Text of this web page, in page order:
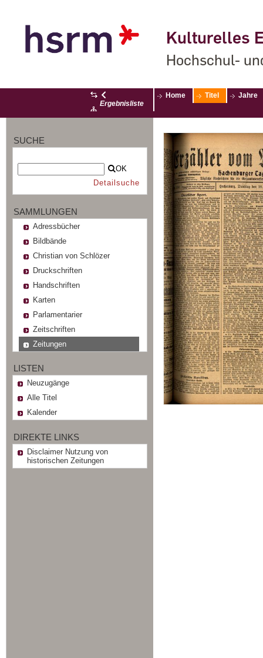
Kulturelles
Hochschul-
Ergebnisliste
Home Titel Jahre
SUCHE
OK
Detailsuche
SAMMLUNGEN
Adressbücher
Bildbände
Christian von Schlözer
Druckschriften
Handschriften
Karten
Parlamentarier
Zeitschriften
Zeitungen
LISTEN
Neuzugänge
Alle Titel
Kalender
DIREKTE LINKS
Disclaimer Nutzung von
historischen Zeitungen